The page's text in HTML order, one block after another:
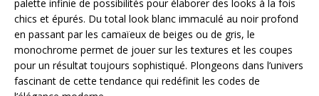
palette infinie de possibilités pour élaborer des looks à la fois
chics et épurés. Du total look blanc immaculé au noir profond
en passant par les camaïeux de beiges ou de gris, le
monochrome permet de jouer sur les textures et les coupes
pour un résultat toujours sophistiqué. Plongeons dans l’univers
fascinant de cette tendance qui redéfinit les codes de